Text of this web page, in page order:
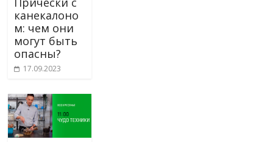
канекалоно
м: чем они
могут быть
опасны?
17.09.2023